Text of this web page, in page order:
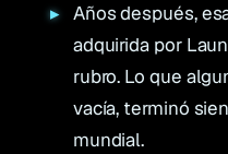
Años después,
adquirida por
rubro. Lo que
vacía, terminó
mundial.